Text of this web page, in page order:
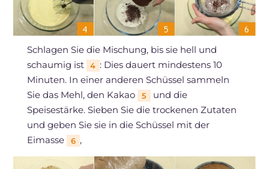
Schlagen Sie die Mischung, bis sie hell und
schaumig ist
4 : Dies dauert mindestens 10
Minuten. In einer anderen Schüssel sammeln
Sie das Mehl, den Kakao
5
und die
Speisestärke. Sieben Sie die trockenen Zutaten
und geben Sie sie in die Schüssel mit der
Eimasse
6 ,